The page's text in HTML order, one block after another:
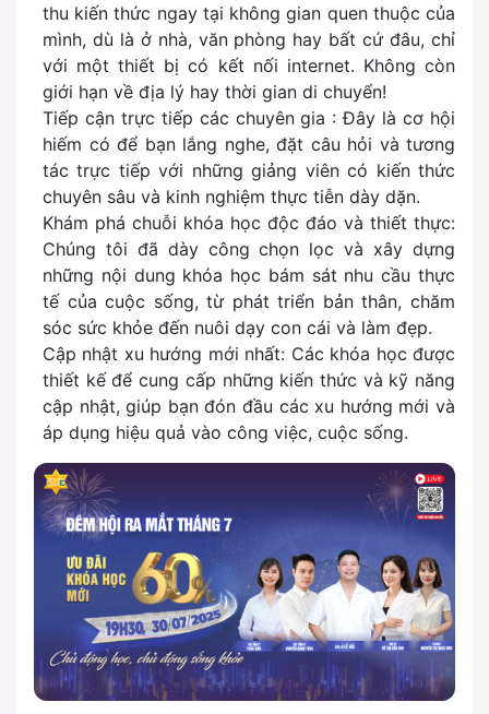
thu kiến thức ngay tại không gian quen thuộc của
mình, dù là ở nhà, văn phòng hay bất cứ đâu, chỉ
với một thiết bị có kết nối internet. Không còn
giới hạn về địa lý hay thời gian di chuyển!
Tiếp cận trực tiếp các chuyên gia : Đây là cơ hội
hiếm có để bạn lắng nghe, đặt câu hỏi và tương
tác trực tiếp với những giảng viên có kiến thức
chuyên sâu và kinh nghiệm thực tiễn dày dặn.
Khám phá chuỗi khóa học độc đáo và thiết thực:
Chúng tôi đã dày công chọn lọc và xây dựng
những nội dung khóa học bám sát nhu cầu thực
tế của cuộc sống, từ phát triển bản thân, chăm
sóc sức khỏe đến nuôi dạy con cái và làm đẹp.
Cập nhật xu hướng mới nhất: Các khóa học được
thiết kế để cung cấp những kiến thức và kỹ năng
cập nhật, giúp bạn đón đầu các xu hướng mới và
áp dụng hiệu quả vào công việc, cuộc sống.